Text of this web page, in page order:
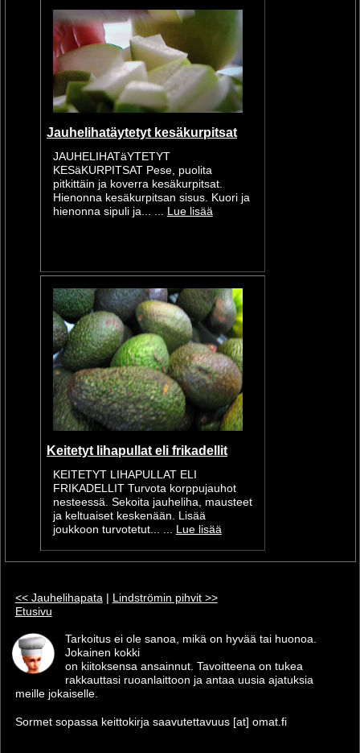
Jauhelihatäytetyt kesäkurpitsat
JAUHELIHATäYTETYT
KESäKURPITSAT Pese, puolita
pitkittäin ja koverra kesäkurpitsat.
Hienonna kesäkurpitsan sisus. Kuori ja
hienonna sipuli ja... ... Lue lisää
Keitetyt lihapullat eli frikadellit
KEITETYT LIHAPULLAT ELI
FRIKADELLIT Turvota korppujauhot
nesteessä. Sekoita jauheliha, mausteet
ja keltuaiset keskenään. Lisää
joukkoon turvotetut... ... Lue lisää
<< Jauhelihapata | Lindströmin pihvit >>
Etusivu
Tarkoitus ei ole sanoa, mikä on hyvää tai huonoa.
Jokainen kokki
on kiitoksensa ansainnut. Tavoitteena on tukea
rakkauttasi ruoanlaittoon ja antaa uusia ajatuksia
meille jokaiselle.
Sormet sopassa keittokirja saavutettavuus [at] omat.fi